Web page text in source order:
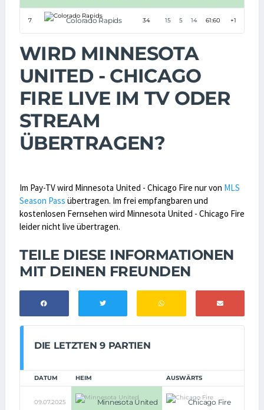
7 Colorado Rapids 34 15 5 14 61:60 +1
WIRD MINNESOTA
UNITED - CHICAGO
FIRE LIVE IM TV ODER
STREAM
ÜBERTRAGEN?
Im Pay-TV wird Minnesota United - Chicago Fire nur von MLS
Season Pass übertragen. Im frei empfangbaren und
kostenlosen Fernsehen wird Minnesota United - Chicago Fire
leider nicht live übertragen.
TEILE DIESE INFORMATIONEN
MIT DEINEN FREUNDEN
DIE LETZTEN 9 PARTIEN
DATUM HEIM AUSWÄRTS
09.07.2025 Minnesota United Chicago Fire